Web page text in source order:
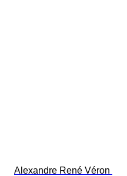
Alexandre René Véron